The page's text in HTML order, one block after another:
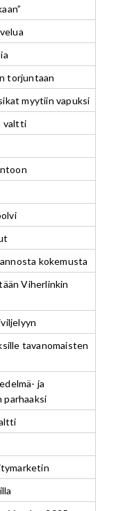
torjuntaan
myytiin vapuksi
valtti
kokemusta
Viherlinkin
tavanomaisten
ja